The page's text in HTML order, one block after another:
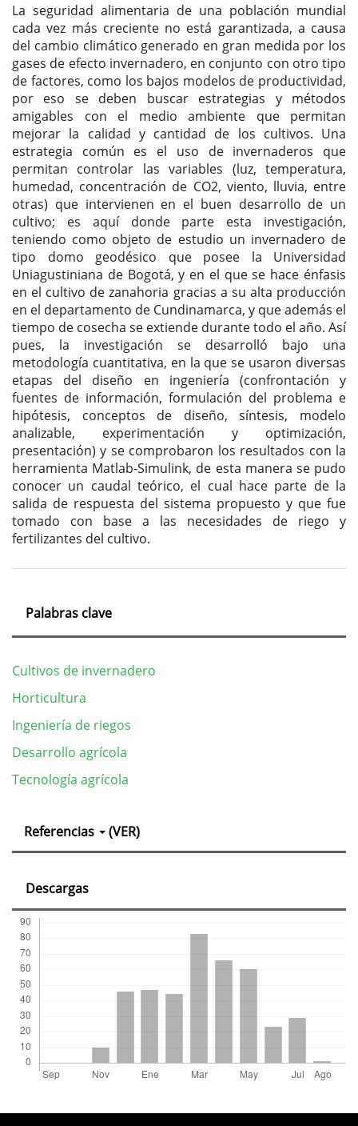
La seguridad alimentaria de una población mundial
cada vez más creciente no está garantizada, a causa
del cambio climático generado en gran medida por los
gases de efecto invernadero, en conjunto con otro tipo
de factores, como los bajos modelos de productividad,
por eso se deben buscar estrategias y métodos
amigables con el medio ambiente que permitan
mejorar la calidad y cantidad de los cultivos. Una
estrategia común es el uso de invernaderos que
permitan controlar las variables (luz, temperatura,
humedad, concentración de CO2, viento, lluvia, entre
otras) que intervienen en el buen desarrollo de un
cultivo; es aquí donde parte esta investigación,
teniendo como objeto de estudio un invernadero de
tipo domo geodésico que posee la Universidad
Uniagustiniana de Bogotá, y en el que se hace énfasis
en el cultivo de zanahoria gracias a su alta producción
en el departamento de Cundinamarca, y que además el
tiempo de cosecha se extiende durante todo el año. Así
pues, la investigación se desarrolló bajo una
metodología cuantitativa, en la que se usaron diversas
etapas del diseño en ingeniería (confrontación y
fuentes de información, formulación del problema e
hipótesis, conceptos de diseño, síntesis, modelo
analizable, experimentación y optimización,
presentación) y se comprobaron los resultados con la
herramienta Matlab-Simulink, de esta manera se pudo
conocer un caudal teórico, el cual hace parte de la
salida de respuesta del sistema propuesto y que fue
tomado con base a las necesidades de riego y
fertilizantes del cultivo.
Palabras clave
Cultivos de invernadero
Horticultura
Ingeniería de riegos
Desarrollo agrícola
Tecnología agrícola
Detalles
del
artículo
Referencias (VER)
Descargas